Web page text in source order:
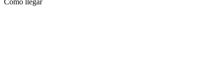
Como llegar